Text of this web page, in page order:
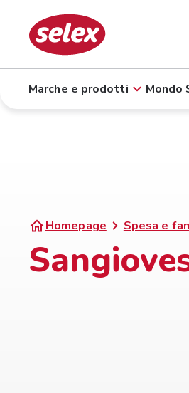
Marche e prodotti Mondo
Homepage Spesa e